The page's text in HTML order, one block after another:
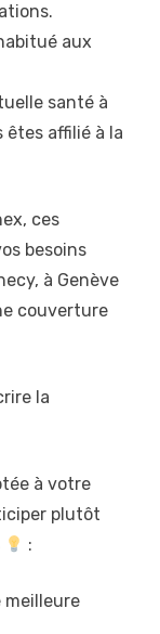
aux
santé à
êtes affilié à la
ces
besoins
à Genève
couverture
la
à votre
plutôt
:
meilleure